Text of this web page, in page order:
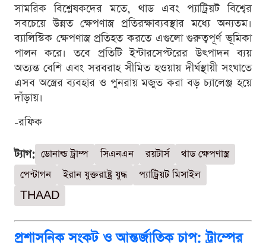
সামরিক বিশ্লেষকদের মতে, থাড এবং প্যাট্রিয়ট বিশ্বের
সবচেয়ে উন্নত ক্ষেপণাস্ত্র প্রতিরক্ষাব্যবস্থার মধ্যে অন্যতম।
ব্যালিস্টিক ক্ষেপণাস্ত্র প্রতিহত করতে এগুলো গুরুত্বপূর্ণ ভূমিকা
পালন করে। তবে প্রতিটি ইন্টারসেপ্টরের উৎপাদন ব্যয়
অত্যন্ত বেশি এবং সরবরাহ সীমিত হওয়ায় দীর্ঘস্থায়ী সংঘাতে
এসব অস্ত্রের ব্যবহার ও পুনরায় মজুত করা বড় চ্যালেঞ্জ হয়ে
দাঁড়ায়।
-রফিক
ট্যাগ: ডোনাল্ড ট্রাম্প সিএনএন রয়টার্স
থাড ক্ষেপণাস্ত্র
পেন্টাগন
ইরান যুক্তরাষ্ট্র যুদ্ধ
প্যাট্রিয়ট মিসাইল
THAAD
প্রশাসনিক সংকট ও আন্তর্জাতিক চাপ: ট্রাম্পের